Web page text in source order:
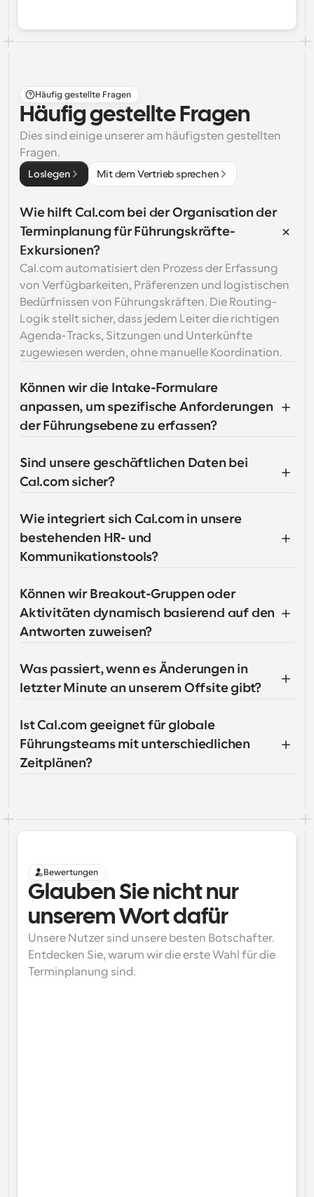
Häufig gestellte Fragen
Häufig gestellte Fragen
Dies sind einige unserer am häufigsten gestellten
Fragen.
Loslegen Mit dem Vertrieb sprechen
Wie hilft Cal.com bei der Organisation der
Terminplanung für Führungskräfte-
Exkursionen?
Cal.com automatisiert den Prozess der Erfassung
von Verfügbarkeiten, Präferenzen und logistischen
Bedürfnissen von Führungskräften. Die Routing-
Logik stellt sicher, dass jedem Leiter die richtigen
Agenda-Tracks, Sitzungen und Unterkünfte
zugewiesen werden, ohne manuelle Koordination.
Können wir die Intake-Formulare
anpassen, um spezifische Anforderungen
der Führungsebene zu erfassen?
Sind unsere geschäftlichen Daten bei
Cal.com sicher?
Wie integriert sich Cal.com in unsere
bestehenden HR- und
Kommunikationstools?
Können wir Breakout-Gruppen oder
Aktivitäten dynamisch basierend auf den
Antworten zuweisen?
Was passiert, wenn es Änderungen in
letzter Minute an unserem Offsite gibt?
Ist Cal.com geeignet für globale
Führungsteams mit unterschiedlichen
Zeitplänen?
Bewertungen
Glauben Sie nicht nur
unserem Wort dafür
Unsere Nutzer sind unsere besten Botschafter.
Entdecken Sie, warum wir die erste Wahl für die
Terminplanung sind.